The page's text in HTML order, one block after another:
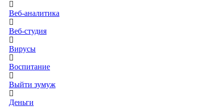
Веб-аналитика
Веб-студия
Вирусы
Воспитание
Выйти зумуж
Деньги